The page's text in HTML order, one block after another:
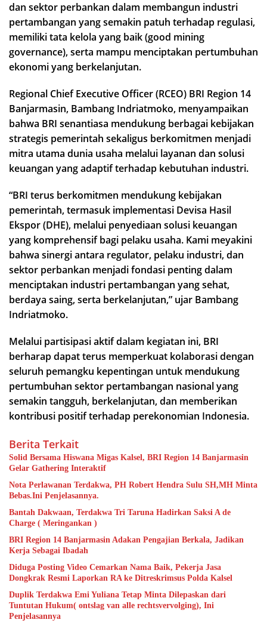
dan sektor perbankan dalam membangun industri
pertambangan yang semakin patuh terhadap regulasi,
memiliki tata kelola yang baik (good mining
governance), serta mampu menciptakan pertumbuhan
ekonomi yang berkelanjutan.
Regional Chief Executive Officer (RCEO) BRI Region 14
Banjarmasin, Bambang Indriatmoko, menyampaikan
bahwa BRI senantiasa mendukung berbagai kebijakan
strategis pemerintah sekaligus berkomitmen menjadi
mitra utama dunia usaha melalui layanan dan solusi
keuangan yang adaptif terhadap kebutuhan industri.
“BRI terus berkomitmen mendukung kebijakan
pemerintah, termasuk implementasi Devisa Hasil
Ekspor (DHE), melalui penyediaan solusi keuangan
yang komprehensif bagi pelaku usaha. Kami meyakini
bahwa sinergi antara regulator, pelaku industri, dan
sektor perbankan menjadi fondasi penting dalam
menciptakan industri pertambangan yang sehat,
berdaya saing, serta berkelanjutan,” ujar Bambang
Indriatmoko.
Melalui partisipasi aktif dalam kegiatan ini, BRI
berharap dapat terus memperkuat kolaborasi dengan
seluruh pemangku kepentingan untuk mendukung
pertumbuhan sektor pertambangan nasional yang
semakin tangguh, berkelanjutan, dan memberikan
kontribusi positif terhadap perekonomian Indonesia.
Berita Terkait
Solid Bersama Hiswana Migas Kalsel, BRI Region 14 Banjarmasin
Gelar Gathering Interaktif
Nota Perlawanan Terdakwa, PH Robert Hendra Sulu SH,MH Minta
Bebas.Ini Penjelasannya.
Bantah Dakwaan, Terdakwa Tri Taruna Hadirkan Saksi A de
Charge ( Meringankan )
BRI Region 14 Banjarmasin Adakan Pengajian Berkala, Jadikan
Kerja Sebagai Ibadah
Diduga Posting Video Cemarkan Nama Baik, Pekerja Jasa
Dongkrak Resmi Laporkan RA ke Ditreskrimsus Polda Kalsel
Duplik Terdakwa Emi Yuliana Tetap Minta Dilepaskan dari
Tuntutan Hukum( ontslag van alle rechtsvervolging), Ini
Penjelasannya